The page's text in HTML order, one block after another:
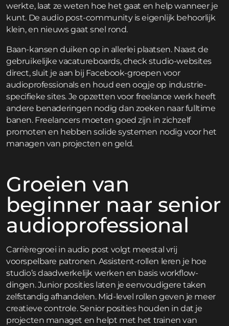
werkte, laat ze weten hoe het gaat en help wanneer je
kunt. De audio post-community is eigenlijk behoorlijk
klein, en nieuws gaat snel rond.
Baan-kansen duiken op in allerlei plaatsen. Naast de
gebruikelijke vacatureboards, check studio-websites
direct, sluit je aan bij Facebook-groepen voor
audioprofessionals en houd een oogje op industrie-
specifieke sites. Je opzetten voor freelance werk heeft
andere benaderingen nodig dan zoeken naar fulltime
banen. Freelancers moeten goed zijn in zichzelf
promoten en hebben solide systemen nodig voor het
managen van projecten en geld.
Groeien van
beginner naar senior
audioprofessional
Carrièregroei in audio post volgt meestal vrij
voorspelbare patronen. Assistent-rollen leren je hoe
studio’s daadwerkelijk werken en basis workflow-
dingen. Junior posities laten je eenvoudigere taken
zelfstandig afhandelen. Mid-level rollen geven je meer
creatieve controle. Senior posities houden in dat je
projecten managet en helpt met het trainen van